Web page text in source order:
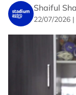
mengikatnya
bulan depan.
"Kami
separuh akhir
"Semua pemain
katanya di Nadi
Shaiful
22/07/2026